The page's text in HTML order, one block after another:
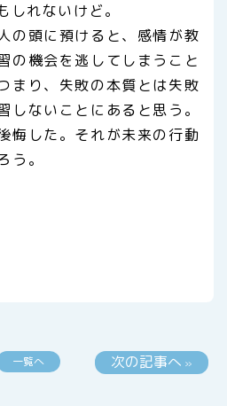
しれないけど。
の頭に預けると、感情が教
の機会を逃してしまうこと
まり、失敗の本質とは失敗
しないことにあると思う。
悔した。 それが未来の行動
う。
一覧へ 次の記事へ »